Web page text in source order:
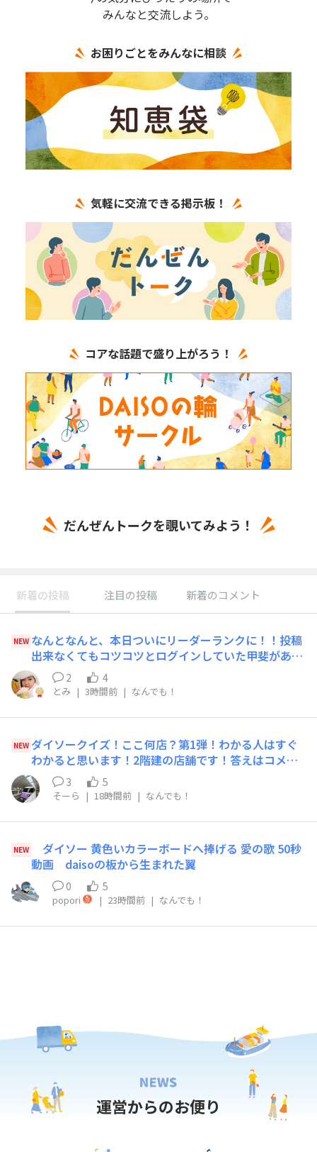
新着の投稿 注目の投稿 新着のコメント
NEW なんとなんと、本日ついにリーダーランクに！！投稿
出来なくてもコツコツとログインしていた甲斐があり
ました😭❤️こうなったらアンバサダー目指したいです
が、20,000ポイントかぁ、なかなか遠い！🤣
2 4
とみ | 3時間前 | なんでも！
NEW ダイソークイズ！ここ何店？第1弾！わかる人はすぐ
わかると思います！2階建の店舗です！答えはコメン
トにお願いします！言ってくれればヒントも教えま
す！正解発表は1週間以内にコメントにします！
3 5
そーら | 18時間前 | なんでも！
NEW
ダイソー 黄色いカラーボードへ捧げる 愛の歌 50秒
動画 ​ daisoの板から生まれた翼
0 5
popori | 23時間前 | なんでも！